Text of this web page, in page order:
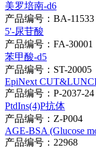
美罗培南-d6
产品编号：BA-11533
5'-尿苷酸
产品编号：FA-30001
苯甲酸-d5
产品编号：ST-20005
EpiNext
产品编号：P-2037-24
PtdIns(4)P抗体
产品编号：Z-P004
AGE-BSA (Glucose
产品编号：22968